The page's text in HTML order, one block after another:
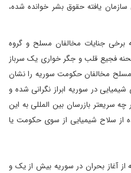
یافته حقوق بشر خوانده شده،
برخی جنایات مخالفان مسلح و گروه
فجیع قلب و جگر خواری یک سرباز
مخالفان حکومت سوریه را نشان
در سوریه ابراز نگرانی شده و
سریعتر بازرسان بین المللی به این
از سلاح شیمیایی از سوی حکومت یا
از آغاز بحران در سوریه بیش از یک و